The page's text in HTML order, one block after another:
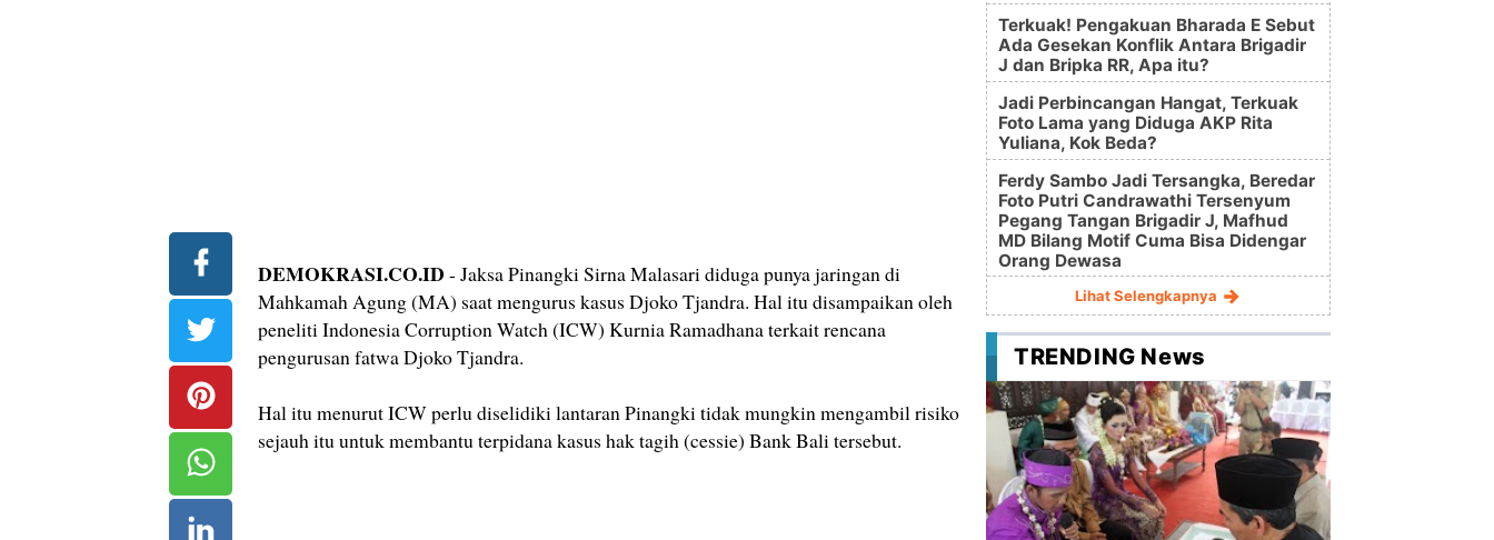
DEMOKRASI.CO.ID - Jaksa Pinangki Sirna Malasari diduga punya jaringan di
Mahkamah Agung (MA) saat mengurus kasus Djoko Tjandra. Hal itu disampaikan oleh
peneliti Indonesia Corruption Watch (ICW) Kurnia Ramadhana terkait rencana
pengurusan fatwa Djoko Tjandra.
Hal itu menurut ICW perlu diselidiki lantaran Pinangki tidak mungkin mengambil risiko
sejauh itu untuk membantu terpidana kasus hak tagih (cessie) Bank Bali tersebut.
Terkuak! Pengakuan Bharada E Sebut
Ada Gesekan Konflik Antara Brigadir
J dan Bripka RR, Apa itu?
Jadi Perbincangan Hangat, Terkuak
Foto Lama yang Diduga AKP Rita
Yuliana, Kok Beda?
Ferdy Sambo Jadi Tersangka, Beredar
Foto Putri Candrawathi Tersenyum
Pegang Tangan Brigadir J, Mafhud
MD Bilang Motif Cuma Bisa Didengar
Orang Dewasa
Lihat Selengkapnya
TRENDING News